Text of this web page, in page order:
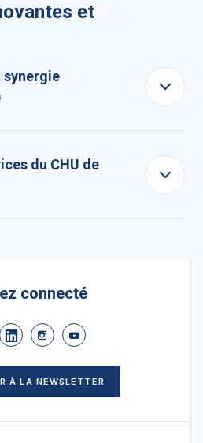
et
du CHU de
connecté
À LA NEWSLETTER